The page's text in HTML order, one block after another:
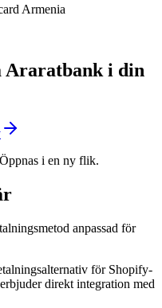
Armenia
Araratbank i din
i en ny flik.
anpassad för
för Shopify-
direkt integration med